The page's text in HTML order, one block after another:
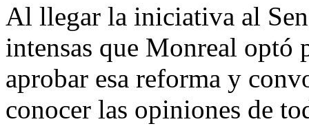
Al llegar la iniciativa al
intensas que Monreal optó
aprobar esa reforma y
conocer las opiniones de